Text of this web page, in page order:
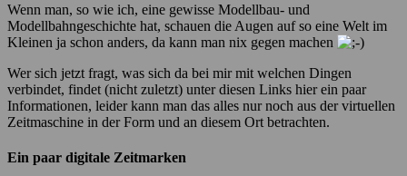
Wenn man, so wie ich, eine gewisse Modellbau- und
Modellbahngeschichte hat, schauen die Augen auf so eine Welt im
Kleinen ja schon anders, da kann man nix gegen machen
Wer sich jetzt fragt, was sich da bei mir mit welchen Dingen
verbindet, findet (nicht zuletzt) unter diesen Links hier ein paar
Informationen, leider kann man das alles nur noch aus der virtuellen
Zeitmaschine in der Form und an diesem Ort betrachten.
Ein paar digitale Zeitmarken